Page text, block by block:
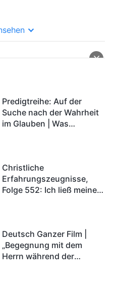
Predigtreihe: Auf der
Suche nach der Wahrheit
im Glauben | Was
Christliche
Erfahrungszeugnisse,
Folge 552: Ich ließ meine
Deutsch Ganzer Film |
„Begegnung mit dem
Herrn während der